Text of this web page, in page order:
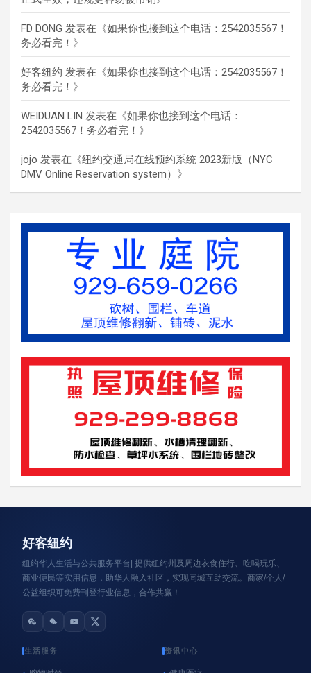
FD DONG 发表在《如果你也接到这个电话：2542035567！
务必看完！ 》
好客纽约 发表在《如果你也接到这个电话：2542035567！
务必看完！ 》
WEIDUAN LIN 发表在《如果你也接到这个电话：
2542035567！务必看完！ 》
jojo 发表在《纽约交通局在线预约系统 2023新版（NYC
DMV Online Reservation system） 》
好客纽约
纽约华人生活与公共服务平台| 提供纽约州及周边衣食住行、吃喝玩乐、
商业便民等实用信息，助华人融入社区，实现同城互助交流。商家/个人/
公益组织可免费刊登行业信息，合作共赢！
生活服务 资讯中心